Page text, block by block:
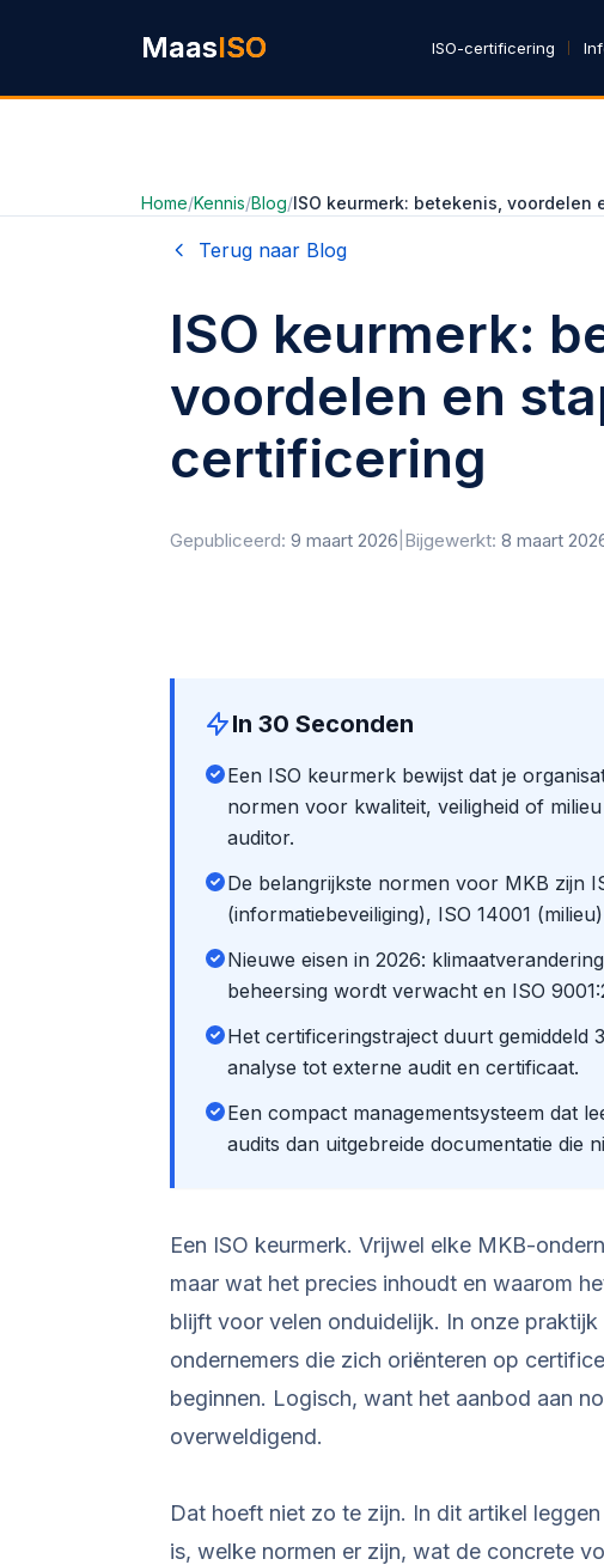
MaasISO ISO-certificering
Home/Kennis/Blog/ISO keurmerk: betekenis,
Terug naar Blog
ISO keurmerk:
voordelen en
certificering
Gepubliceerd: 9 maart 2026 Bijgewerkt: 8 maart
In 30 Seconden
Een ISO keurmerk bewijst dat je
normen voor kwaliteit, veiligheid of
auditor.
De belangrijkste normen voor MKB zijn
(informatiebeveiliging), ISO 14001
Nieuwe eisen in 2026:
beheersing wordt verwacht en ISO
Het certificeringstraject duurt gemiddeld
analyse tot externe audit en certificaat.
Een compact managementsysteem dat
audits dan uitgebreide documentatie die
Een ISO keurmerk. Vrijwel elke MKB-
maar wat het precies inhoudt en waarom
blijft voor velen onduidelijk. In onze
ondernemers die zich oriënteren op
beginnen. Logisch, want het aanbod aan
overweldigend.
Dat hoeft niet zo te zijn. In dit artikel
is, welke normen er zijn, wat de concrete